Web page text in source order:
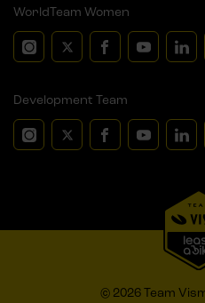
WorldTeam Women
Development Team
© 2026 Team